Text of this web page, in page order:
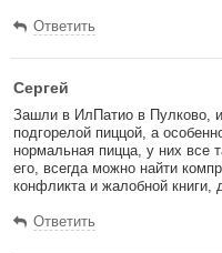
Ответить
Сергей
Зашли в ИлПатио в Пулково,
подгорелой пиццой, а
нормальная пицца, у них все
его, всегда можно найти
конфликта и жалобной книги,
Ответить